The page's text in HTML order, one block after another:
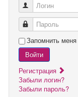
Логин
Пароль
Запомнить меня
Войти
Регистрация
Забыли логин?
Забыли пароль?